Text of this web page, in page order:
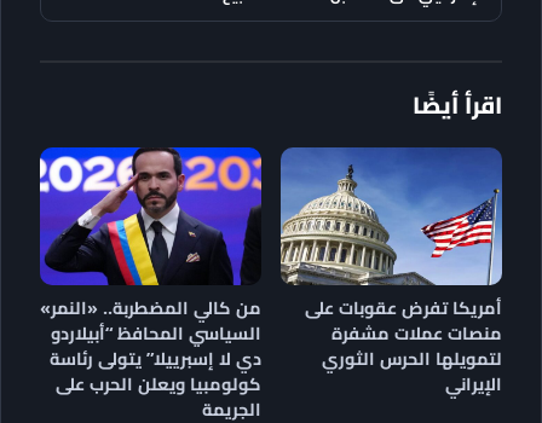
اقرأ أيضًا
أمريكا تفرض عقوبات على
منصات عملات مشفرة
لتمويلها الحرس الثوري
الإيراني
من كالي المضطربة.. «النمر»
السياسي المحافظ “أبيلاردو
دي لا إسبرييلا” يتولى رئاسة
كولومبيا ويعلن الحرب على
الجريمة